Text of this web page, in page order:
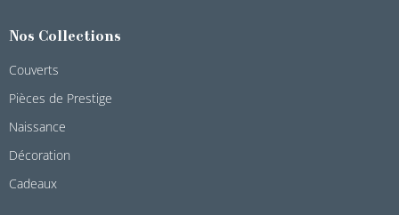
Nos Collections
Couverts
Pièces de Prestige
Naissance
Décoration
Cadeaux